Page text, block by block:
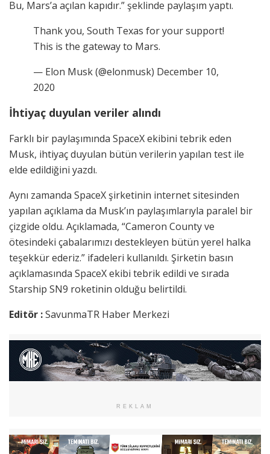
Bu, Mars’a açılan kapıdır.” şeklinde paylaşım yaptı.
Thank you, South Texas for your support!
This is the gateway to Mars.
— Elon Musk (@elonmusk) December 10,
2020
İhtiyaç duyulan veriler alındı
Farklı bir paylaşımında SpaceX ekibini tebrik eden
Musk, ihtiyaç duyulan bütün verilerin yapılan test ile
elde edildiğini yazdı.
Aynı zamanda SpaceX şirketinin internet sitesinden
yapılan açıklama da Musk’ın paylaşımlarıyla paralel bir
çizgide oldu. Açıklamada, “Cameron County ve
ötesindeki çabalarımızı destekleyen bütün yerel halka
teşekkür ederiz.” ifadeleri kullanıldı. Şirketin basın
açıklamasında SpaceX ekibi tebrik edildi ve sırada
Starship SN9 roketinin olduğu belirtildi.
Editör :SavunmaTR Haber Merkezi
REKLAM